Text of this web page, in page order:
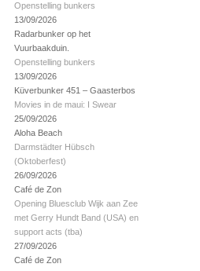
Openstelling bunkers
13/09/2026
Radarbunker op het
Vuurbaakduin.
Openstelling bunkers
13/09/2026
Küverbunker 451 – Gaasterbos
Movies in de maui: I Swear
25/09/2026
Aloha Beach
Darmstädter Hübsch
(Oktoberfest)
26/09/2026
Café de Zon
Opening Bluesclub Wijk aan Zee
met Gerry Hundt Band (USA) en
support acts (tba)
27/09/2026
Café de Zon